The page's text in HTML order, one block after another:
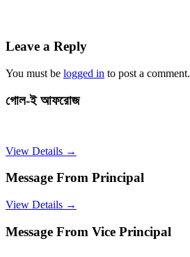
Leave a Reply
You must be logged in to post a comment.
গোল-ই আফরোজ
View Details →
Message From Principal
View Details →
Message From Vice Principal